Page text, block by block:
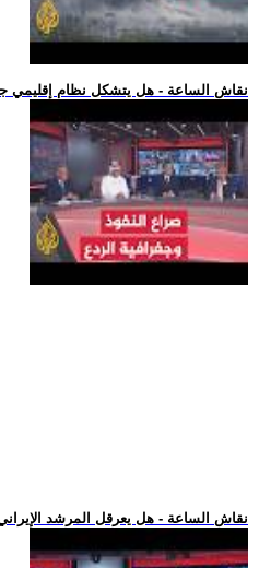
.. نقاش الساعة - هل يتشكل نظام إقليمي
.. نقاش الساعة - هل يعرقل المرشد الإيراني